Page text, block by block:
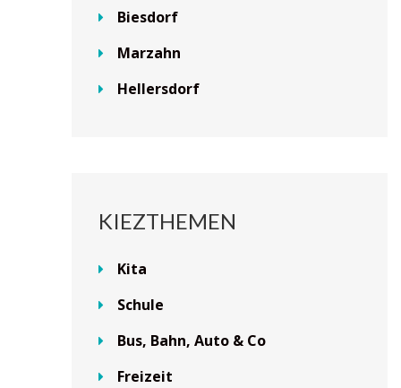
Biesdorf
Marzahn
Hellersdorf
KIEZTHEMEN
Kita
Schule
Bus, Bahn, Auto & Co
Freizeit